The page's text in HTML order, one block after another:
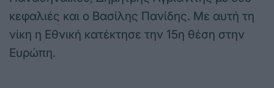
κεφαλιές και ο Βασίλης Πανίδης. Με αυτή τη
νίκη η Εθνική κατέκτησε την 15η θέση στην
Ευρώπη.